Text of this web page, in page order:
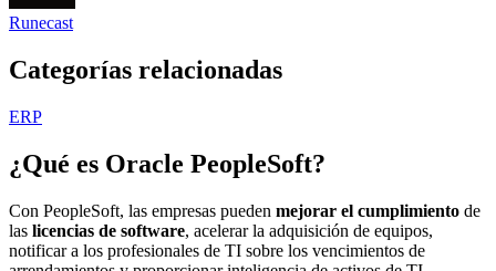
Runecast
Categorías relacionadas
ERP
¿Qué es Oracle PeopleSoft?
Con PeopleSoft, las empresas pueden mejorar el cumplimiento de
las licencias de software, acelerar la adquisición de equipos,
notificar a los profesionales de TI sobre los vencimientos de